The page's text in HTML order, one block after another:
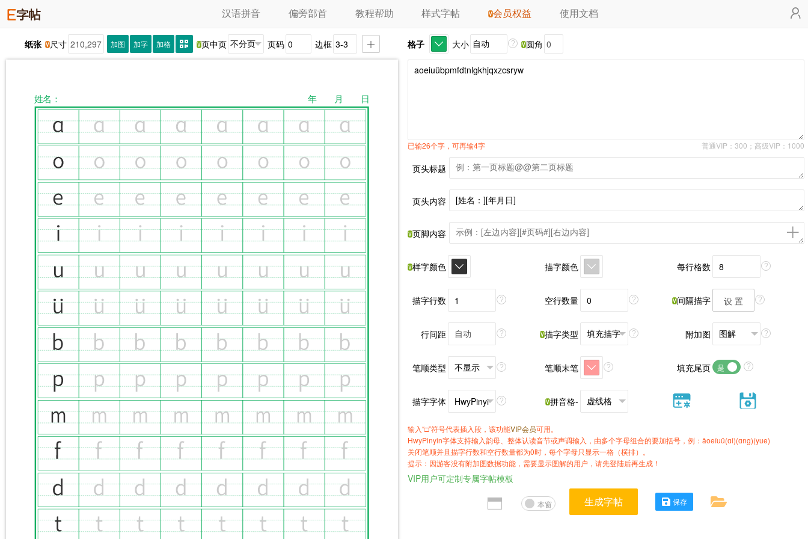
汉语拼音 偏旁部首 教程帮助 样式字帖 会员权益 使用文档
纸张 尺寸 加图 加字 加格 页中页 页码 边框 格子 大小 ? 圆角
已输26个字，可再输4字 普通VIP：300；高级VIP：1000
页头标题
页头内容
页脚内容
样字颜色 描字颜色 每行格数 ?
描字行数 ? 空行数量 ? 间隔描字 设 置 ?
行间距 ? 描字类型 ? 附加图 ?
笔顺类型 ? 笔顺末笔 ? 填充尾页 是 ?
描字字体 ? 拼音格-
输入“□”符号代表插入段，该功能VIP会员可用。
HwyPinyin字体支持输入韵母、整体认读音节或声调输入，由多个字母组合的要加括号，例：āoeǐuü(ɑi)(ɑng)(yue)
关闭笔顺并且描字行数和空行数量都为0时，每个字母只显示一格（横排）。
提示：因游客没有附加图数据功能，需要显示图解的用户，请先登陆后再生成！
VIP用户可定制专属字帖模板
本窗 生成字帖 保存